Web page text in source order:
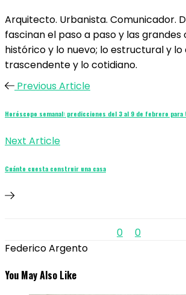
Arquitecto. Urbanista. Comunicador.
fascinan el paso a paso y las grandes
histórico y lo nuevo; lo estructural y
trascendente y lo cotidiano.
Previous Article
Horóscopo semanal: predicciones del 3 al 9 de febrero
Next Article
Cuánto cuesta construir una casa
0
0
Federico Argento
You May Also Like